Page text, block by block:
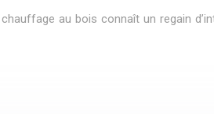
au bois connaît un regain